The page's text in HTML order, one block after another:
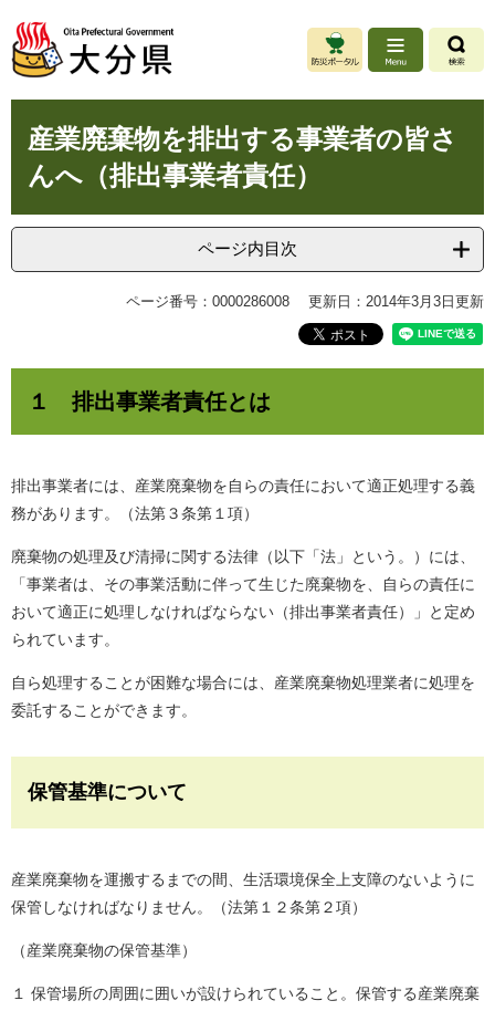
ジ
先
ュ
を
本
へ
産業廃棄物を排出する事業者の皆さ
んへ（排出事業者責任）
ページ内目次
ページ番号：0000286008 更新日：2014年3月3日更新
１ 排出事業者責任とは
排出事業者には、産業廃棄物を自らの責任において適正処理する義
務があります。（法第３条第１項）
廃棄物の処理及び清掃に関する法律（以下「法」という。）には、
「事業者は、その事業活動に伴って生じた廃棄物を、自らの責任に
おいて適正に処理しなければならない（排出事業者責任）」と定め
られています。
自ら処理することが困難な場合には、産業廃棄物処理業者に処理を
委託することができます。
保管基準について
産業廃棄物を運搬するまでの間、生活環境保全上支障のないように
保管しなければなりません。（法第１２条第２項）
（産業廃棄物の保管基準）
１ 保管場所の周囲に囲いが設けられていること。保管する産業廃棄